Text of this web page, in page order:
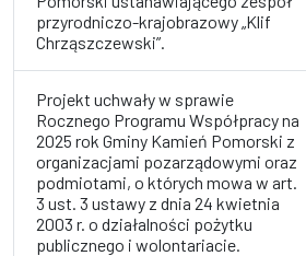
przyrodniczo-krajobrazowy „Klif
Chrząszczewski”.
Projekt uchwały w sprawie
Rocznego Programu Współpracy na
2025 rok Gminy Kamień Pomorski z
organizacjami pozarządowymi oraz
podmiotami, o których mowa w art.
3 ust. 3 ustawy z dnia 24 kwietnia
2003 r. o działalności pożytku
publicznego i wolontariacie.